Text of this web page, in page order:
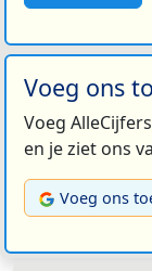
Voeg ons
Voeg
en je ziet ons
Voeg ons